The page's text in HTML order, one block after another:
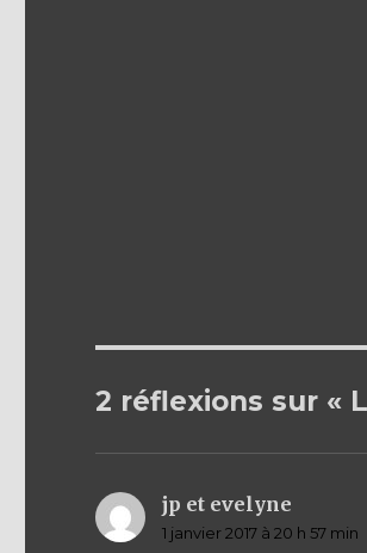
2 réflexions sur «
jp et evelyne
1 janvier 2017 à 20 h 57 min